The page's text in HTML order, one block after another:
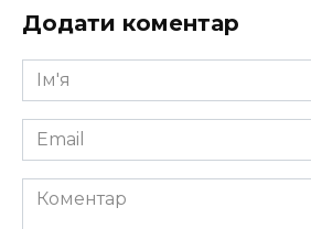
Додати коментар
Ім'я
*
Email
*
Коментар